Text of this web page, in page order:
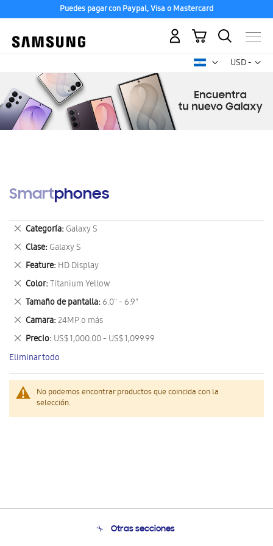
Puedes pagar con Paypal, Visa o Mastercard
USD -
dólar
Mi carrito
Smartphones
No podemos encontrar productos que coincida con la
selección.
Categoría Galaxy S
Eliminar
este
artículo
Clase Galaxy S
Eliminar
este
artículo
Feature HD Display
Eliminar
este
artículo
Color Titanium Yellow
Eliminar
este
artículo
Tamaño de pantalla 6.0" - 6.9"
Eliminar
este
artículo
Camara 24MP o más
Eliminar
este
artículo
Precio US$ 1,000.00 - US$ 1,099.99
Eliminar
este
artículo
Eliminar todo
Otras secciones